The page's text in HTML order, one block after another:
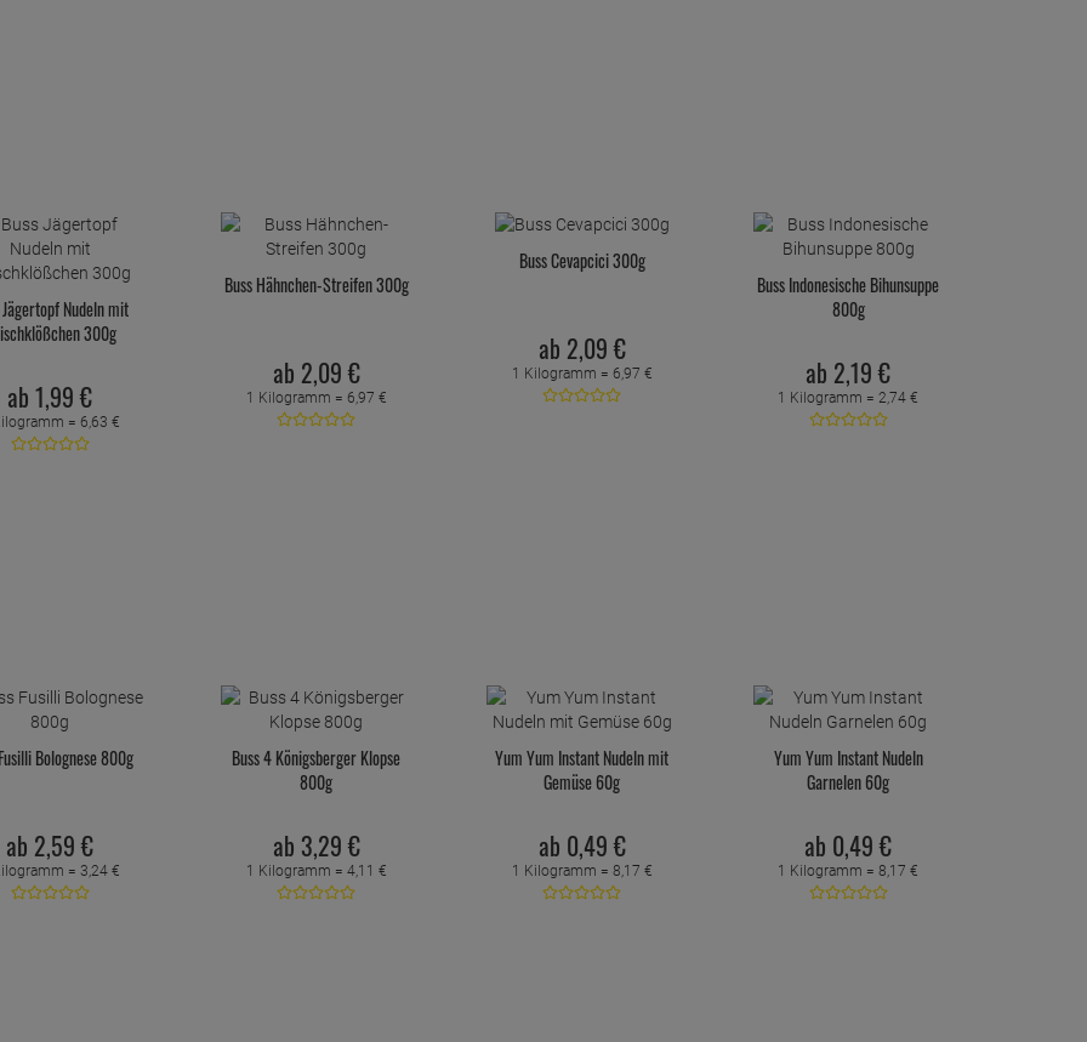
Jägertopf Nudeln mit
300g
ab 1,99 €
= 6,63 €
Buss Hähnchen-Streifen 300g
ab 2,09 €
1 Kilogramm = 6,97 €
Buss Cevapcici 300g
ab 2,09 €
1 Kilogramm = 6,97 €
Buss Indonesische Bihunsuppe
800g
ab 2,19 €
1 Kilogramm =2,74 €
Bolognese 800g
ab 2,59 €
= 3,24 €
Buss 4 Königsberger Klopse
800g
ab 3,29 €
1 Kilogramm = 4,11 €
Yum Yum Instant Nudeln mit
Gemüse 60g
ab 0,49 €
1 Kilogramm = 8,17 €
Yum Yum Instant Nudeln
Garnelen 60g
ab 0,49 €
1 Kilogramm =8,17 €